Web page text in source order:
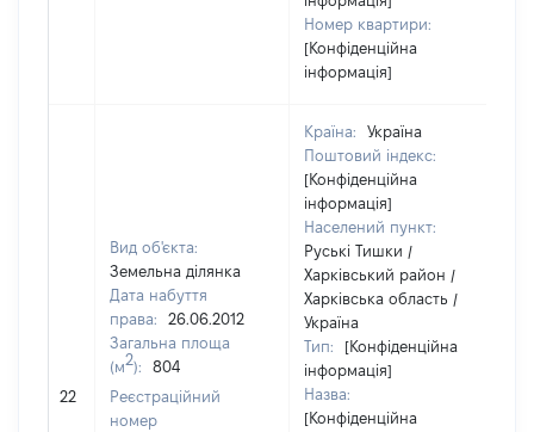
Номер квартири:
[Конфіденційна
інформація]
22
Вид об'єкта:
Земельна ділянка
Дата набуття
права:
26.06.2012
Загальна площа
(м2):
804
Реєстраційний
номер
Країна:
Україна
Поштовий індекс:
[Конфіденційна
інформація]
Населений пункт:
Руські Тишки /
Харківський район /
Харківська область /
Україна
Тип:
[Конфіденційна
інформація]
Назва:
[Конфіденційна